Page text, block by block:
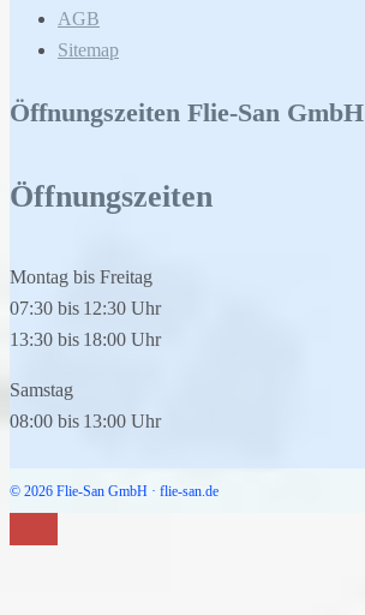
AGB
Sitemap
Öffnungszeiten Flie-San GmbH
Öffnungszeiten
Montag bis Freitag
07:30 bis 12:30 Uhr
13:30 bis 18:00 Uhr
Samstag
08:00 bis 13:00 Uhr
© 2026 Flie-San GmbH · flie-san.de